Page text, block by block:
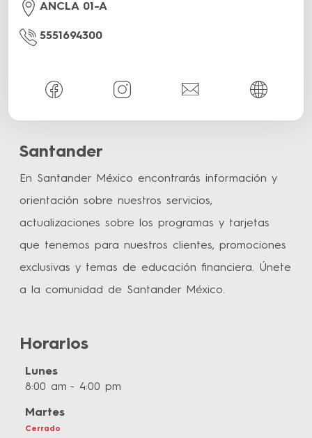
ANCLA 01-A
5551694300
Santander
En Santander México encontrarás información y
orientación sobre nuestros servicios,
actualizaciones sobre los programas y tarjetas
que tenemos para nuestros clientes, promociones
exclusivas y temas de educación financiera. Únete
a la comunidad de Santander México.
Horarios
Lunes
8:00 am
4:00 pm
Martes
Cerrado